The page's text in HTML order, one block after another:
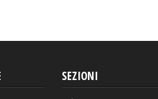
SEZIONI